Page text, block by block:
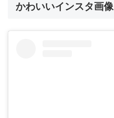
かわいいインスタ画像